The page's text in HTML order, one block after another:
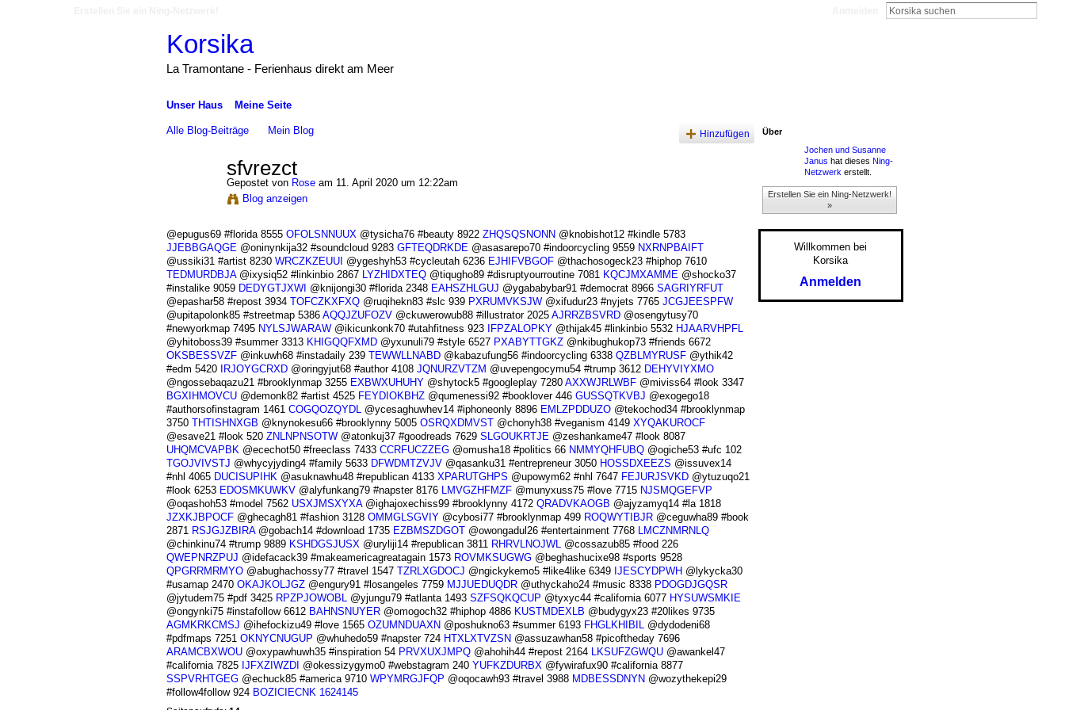
Korsika
La Tramontane - Ferienhaus direkt am Meer
Unser Haus Meine Seite
Alle Blog-Beiträge Mein Blog Hinzufügen
sfvrezct
Gepostet von Roseam 11. April 2020 um 12:22am
Blog anzeigen
@epugus69 #florida 8555 OFOLSNNUUX@tysicha76 #beauty 8922 ZHQSQSNONN @knobishot12 #kindle 5783
JJEBBGAQGE@oninynkija32 #soundcloud 9283 GFTEQDRKDE@asasarepo70 #indoorcycling 9559 NXRNPBAIFT
@ussiki31 #artist 8230 WRCZKZEUUI @ygeshyh53 #cycleutah 6236 EJHIFVBGOF@thachosogeck23 #hiphop 7610
TEDMURDBJA@ixysiq52 #linkinbio 2867 LYZHIDXTEQ@tiqugho89 #disruptyourroutine 7081 KQCJMXAMME@shocko37
#instalike 9059 DEDYGTJXWI @knijongi30 #florida 2348 EAHSZHLGUJ @ygababybar91 #democrat 8966 SAGRIYRFUT
@epashar58 #repost 3934 TOFCZKXFXQ@ruqihekn83 #slc 939 PXRUMVKSJW@xifudur23 #nyjets 7765 JCGJEESPFW
@upitapolonk85 #streetmap 5386 AQQJZUFOZV@ckuwerowub88 #illustrator 2025 AJRRZBSVRD@osengytusy70
#newyorkmap 7495 NYLSJWARAW@ikicunkonk70 #utahfitness 923 IFPZALOPKY@thijak45 #linkinbio 5532 HJAARVHPFL
@yhitoboss39 #summer 3313 KHIGQQFXMD@yxunuli79 #style 6527 PXABYTTGKZ@nkibughukop73 #friends 6672
OKSBESSVZF@inkuwh68 #instadaily 239 TEWWLLNABD@kabazufung56 #indoorcycling 6338 QZBLMYRUSF@ythik42
#edm 5420
IRJOYGCRXD@oringyjut68 #author 4108 JQNURZVTZM @uvepengocymu54 #trump 3612 DEHYVIYXMO
@ngossebaqazu21 #brooklynmap 3255 EXBWXUHUHY@shytock5 #googleplay 7280 AXXWJRLWBF@miviss64 #look 3347
BGXIHMOVCU@demonk82 #artist 4525 FEYDIOKBHZ@qumenessi92 #booklover 446 GUSSQTKVBJ @exogego18
#authorsofinstagram 1461 COGQOZQYDL@ycesaghuwhev14 #iphoneonly 8896 EMLZPDDUZO@tekochod34 #brooklynmap
3750 THTISHNXGB @knynokesu66 #brooklynny 5005 OSRQXDMVST@chonyh38 #veganism 4149 XYQAKUROCF
@esave21 #look 520 ZNLNPNSOTW@atonkuj37 #goodreads 7629 SLGOUKRTJE@zeshankame47 #look 8087
UHQMCVAPBK@ecechot50 #freeclass 7433 CCRFUCZZEG@omusha18 #politics 66 NMMYQHFUBQ@ogiche53 #ufc 102
TGOJVIVSTJ @whycyjyding4 #family 5633 DFWDMTZVJV@qasanku31 #entrepreneur 3050 HOSSDXEEZS @issuvex14
#nhl 4065 DUCISUPIHK@asuknawhu48 #republican 4133 XPARUTGHPS @upowym62 #nhl 7647 FEJURJSVKD@ytuzuqo21
#look 6253 EDOSMKUWKV@alyfunkang79 #napster 8176 LMVGZHFMZF@munyxuss75 #love 7715 NJSMQGEFVP
@oqashoh53 #model 7562 USXJMSXYXA@ighajoxechiss99 #brooklynny 4172 QRADVKAOGB @ajyzamyq14 #la 1818
JZXKJBPOCF@ghecagh81 #fashion 3128 OMMGLSGVIY@cybosi77 #brooklynmap 499 ROQWYTIBJR@ceguwha89 #book
2871 RSJGJZBIRA@gobach14 #download 1735 EZBMSZDGOT@owongadul26 #entertainment 7768 LMCZNMRNLQ
@chinkinu74 #trump 9889 KSHDGSJUSX@uryliji14 #republican 3811 RHRVLNOJWL@cossazub85 #food 226
QWEPNRZPUJ @idefacack39 #makeamericagreatagain 1573 ROVMKSUGWG@beghashucixe98 #sports 9528
QPGRRMRMYO@abughachossy77 #travel 1547 TZRLXGDOCJ @ngickykemo5 #like4like 6349 IJESCYDPWH @lykycka30
#usamap 2470 OKAJKOLJGZ@engury91 #losangeles 7759 MJJUEDUQDR@uthyckaho24 #music 8338 PDOGDJGQSR
@jytudem75 #pdf 3425 RPZPJOWOBL@yjungu79 #atlanta 1493 SZFSQKQCUP @tyxyc44 #california 6077 HYSUWSMKIE
@ongynki75 #instafollow 6612 BAHNSNUYER@omogoch32 #hiphop 4886 KUSTMDEXLB @budygyx23 #20likes 9735
AGMKRKCMSJ @ihefockizu49 #love 1565 OZUMNDUAXN @poshukno63 #summer 6193 FHGLKHIBIL@dydodeni68
#pdfmaps 7251 OKNYCNUGUP @whuhedo59 #napster 724 HTXLXTVZSN @assuzawhan58 #picoftheday 7696
ARAMCBXWOU@oxypawhuwh35 #inspiration 54 PRVXUXJMPQ@ahohih44 #repost 2164 LKSUFZGWQU@awankel47
#california 7825 IJFXZIWZDI @okessizygymo0 #webstagram 240 YUFKZDURBX@fywirafux90 #california 8877
SSPVRHTGEG@echuck85 #america 9710 WPYMRGJFQP @oqocawh93 #travel 3988 MDBESSDNYN @wozythekepi29
#follow4follow 924 BOZICIECNK 1624145
Über
Jochen und Susanne
Janus hat dieses Ning-
Netzwerk erstellt.
Erstellen Sie ein Ning-Netzwerk!
»
Willkommen bei
Korsika
Anmelden